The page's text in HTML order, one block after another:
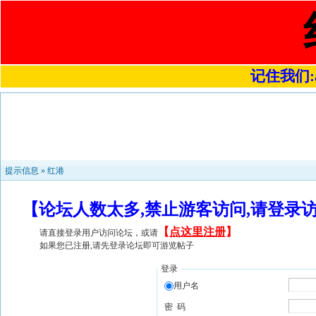
记住我们
提示信息 » 红港
【论坛人数太多,禁止游客访问,请登
请直接登录用户访问论坛，或请 【 点这里注册】
如果您已注册,请先登录论坛即可游览帖子
登录
用户名
密 码